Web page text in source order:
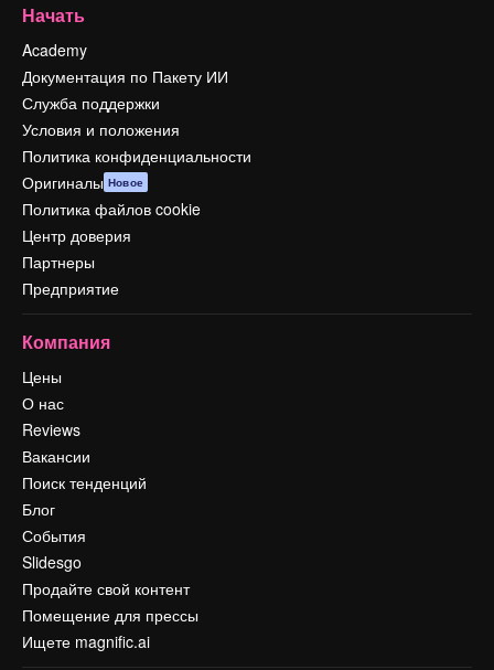
Начать
Academy
Документация по Пакету ИИ
Служба поддержки
Условия и положения
Политика конфиденциальности
Оригиналы Новое
Политика файлов cookie
Центр доверия
Партнеры
Предприятие
Компания
Цены
О нас
Reviews
Вакансии
Поиск тенденций
Блог
События
Slidesgo
Продайте свой контент
Помещение для прессы
Ищете magnific.ai